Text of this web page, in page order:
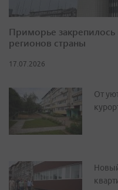
Приморье закрепилось
регионов страны
17.07.2026
От